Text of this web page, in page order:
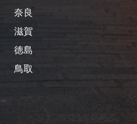
奈良
滋賀
徳島
鳥取